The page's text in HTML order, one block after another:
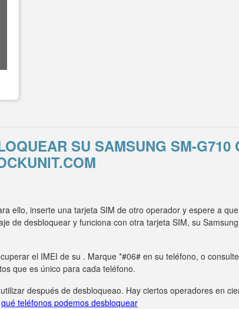
SU SAMSUNG SM-G710
ello, inserte una tarjeta SIM de otro operador y espere a
de desbloquear y funciona con otra tarjeta SIM, su
el IMEI de su . Marque *#06# en su teléfono, o
que es único para cada teléfono.
después de desbloqueao. Hay ciertos operadores en
qué teléfonos podemos desbloquear